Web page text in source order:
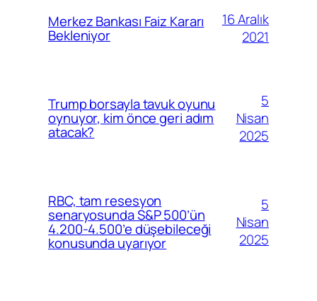
Merkez Bankası Faiz Kararı
Bekleniyor
16 Aralık
2021
Trump borsayla tavuk oyunu
oynuyor, kim önce geri adım
atacak?
5
Nisan
2025
RBC, tam resesyon
senaryosunda S&P 500’ün
4.200-4.500’e düşebileceği
konusunda uyarıyor
5
Nisan
2025